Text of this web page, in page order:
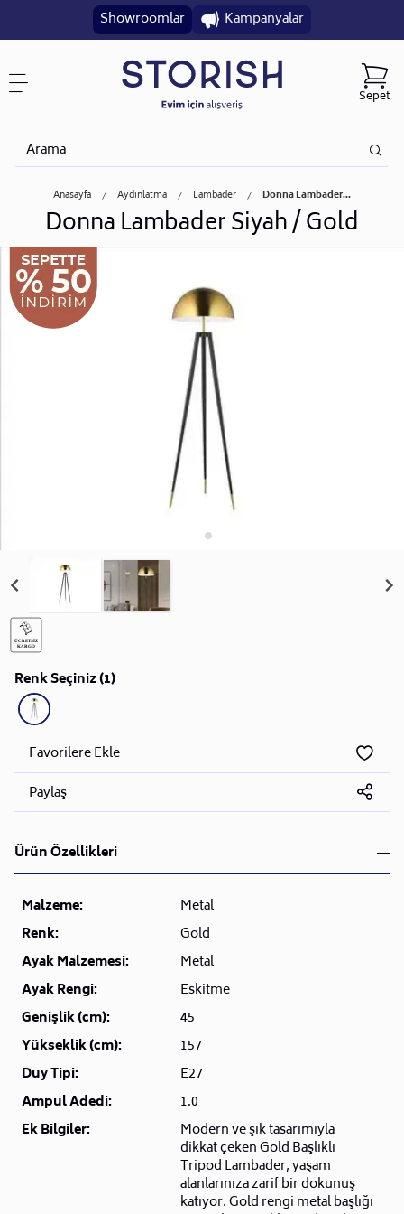
Showroomlar Kampanyalar
Sepet
Anasayfa Aydınlatma Lambader Donna Lambader...
Donna Lambader Siyah / Gold
Renk Seçiniz (1)
Favorilere Ekle
Paylaş
Ürün Özellikleri
Malzeme:
Metal
Renk:
Gold
Ayak Malzemesi:
Metal
Ayak Rengi:
Eskitme
Genişlik (cm):
45
Yükseklik (cm):
157
Duy Tipi:
E27
Ampul Adedi:
1.0
Ek Bilgiler:
Modern ve şık tasarımıyla
dikkat çeken Gold Başlıklı
Tripod Lambader, yaşam
alanlarınıza zarif bir dokunuş
katıyor. Gold rengi metal başlığı